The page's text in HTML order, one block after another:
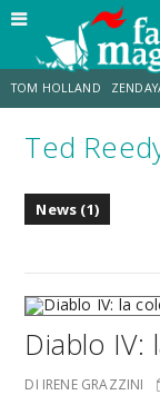
TOM HOLLAND
STRANIMONDI LUCCA
Ted
News (1)
Diablo IV:
DI IRENE GRAZZINI